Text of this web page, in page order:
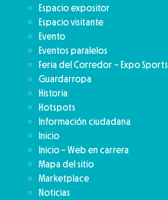
Espacio expositor
Espacio visitante
Evento
Eventos paralelos
Feria del Corredor – Expo Sports
Guardarropa
Historia
Hotspots
Información ciudadana
Inicio
Inicio – Web en carrera
Mapa del sitio
Marketplace
Noticias